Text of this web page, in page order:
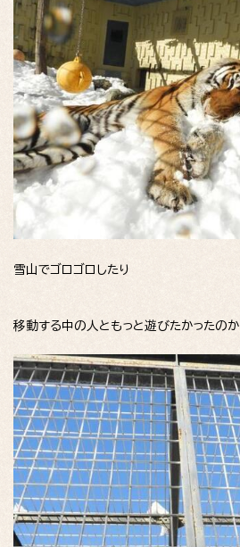
雪山でゴロゴロしたり
移動する中の人ともっと遊びたかったのか